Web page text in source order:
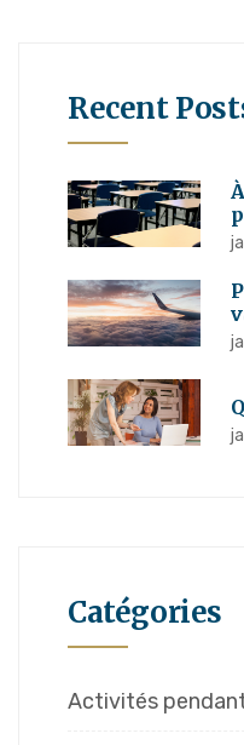
Recent
Catégories
Activités